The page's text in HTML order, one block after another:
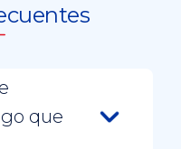
que